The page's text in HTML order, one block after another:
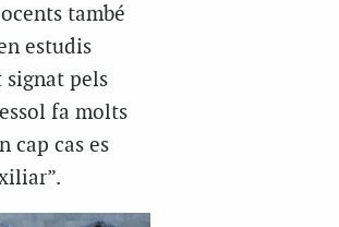
també
estudis
signat pels
fa molts
cap cas es